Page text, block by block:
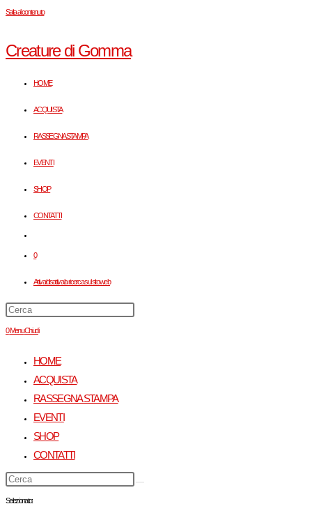
Salta al contenuto
Creature di Gomma
HOME
ACQUISTA
RASSEGNA STAMPA
EVENTI
SHOP
CONTATTI
0
Attiva/disattiva la ricerca sul sito web
0Menu Chiudi
HOME
ACQUISTA
RASSEGNA STAMPA
EVENTI
SHOP
CONTATTI
Selezionato: